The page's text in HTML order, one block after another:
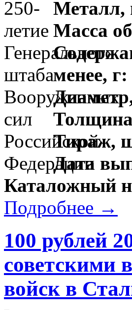
Металл,
Масса
менее, г:
Тираж,
Дата
Каталожный
Подробнее →
100 рублей
советскими
войск в